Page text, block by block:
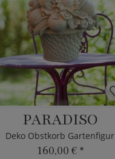
PARADISO
Deko Obstkorb Gartenfigur
160,00 € *